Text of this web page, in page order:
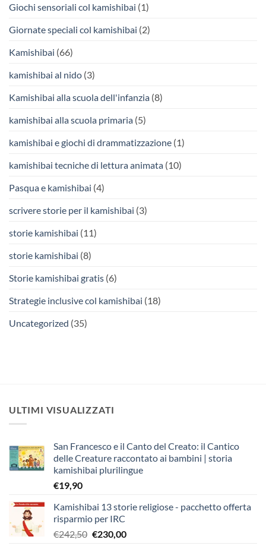
Giochi sensoriali col kamishibai (1)
Giornate speciali col kamishibai (2)
Kamishibai (66)
kamishibai al nido (3)
Kamishibai alla scuola dell'infanzia (8)
kamishibai alla scuola primaria (5)
kamishibai e giochi di drammatizzazione (1)
kamishibai tecniche di lettura animata (10)
Pasqua e kamishibai (4)
scrivere storie per il kamishibai (3)
storie kamishibai (11)
storie kamishibai (8)
Storie kamishibai gratis (6)
Strategie inclusive col kamishibai (18)
Uncategorized (35)
ULTIMI VISUALIZZATI
San Francesco e il Canto del Creato: il Cantico
delle Creature raccontato ai bambini | storia
kamishibai plurilingue
€19,90
Kamishibai 13 storie religiose - pacchetto offerta
risparmio per IRC
€242,50 Il
€230,00Il